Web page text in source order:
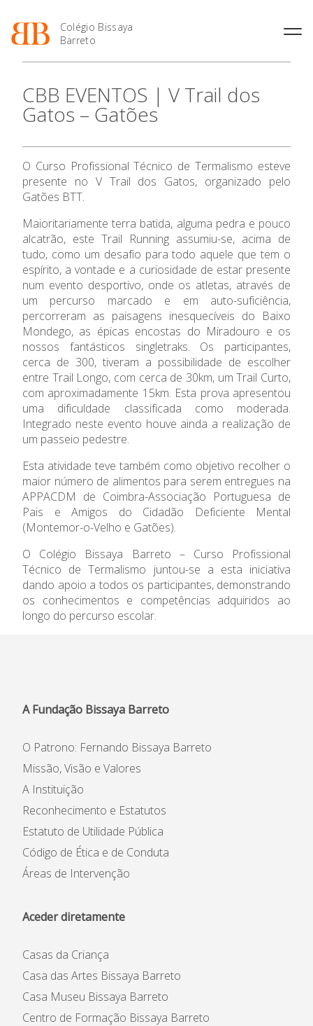
Colégio Bissaya
Barreto
O Colégio
Projeto Educativo
Organização
Colaboradores Não
Docentes
Instalações
Regulamentos
Jornal “O Coreto”
Privacidade
Oferta Formativa
Enriquecimento Curricular
Oferta Curricular
Sala de Estudo
Atividades de Interrupção
Academia de Línguas
Ensino Profissional
Profissionais
Matrículas
Termalismo
Curso de Técnico/a de Apoio
à Família e à Comunidade
Ofertas de Emprego
Ano Letivo
2027
Calendários
de Educação
SIGE
Admissão
Informações
APEE
Notícias
CBB EVENTOS | V Trail dos
Gatos – Gatões
O Curso Profissional Técnico de Termalismo esteve
presente no V Trail dos Gatos, organizado pelo
Gatões BTT.
Maioritariamente terra batida, alguma pedra e pouco
alcatrão, este Trail Running assumiu-se, acima de
tudo, como um desafio para todo aquele que tem o
espírito, a vontade e a curiosidade de estar presente
num evento desportivo, onde os atletas, através de
um percurso marcado e em auto-suficiência,
percorreram as paisagens inesquecíveis do Baixo
Mondego, as épicas encostas do Miradouro e os
nossos fantásticos singletraks. Os participantes,
cerca de 300, tiveram a possibilidade de escolher
entre Trail Longo, com cerca de 30km, um Trail Curto,
com aproximadamente 15km. Esta prova apresentou
uma dificuldade classificada como moderada.
Integrado neste evento houve ainda a realização de
um passeio pedestre.
Esta atividade teve também como objetivo recolher o
maior número de alimentos para serem entregues na
APPACDM de Coimbra-Associação Portuguesa de
Pais e Amigos do Cidadão Deficiente Mental
(Montemor-o-Velho e Gatões).
O Colégio Bissaya Barreto – Curso Profissional
Técnico de Termalismo juntou-se a esta iniciativa
dando apoio a todos os participantes, demonstrando
os conhecimentos e competências adquiridos ao
longo do percurso escolar.
A Fundação Bissaya Barreto
O Patrono: Fernando Bissaya Barreto
Missão, Visão e Valores
A Instituição
Reconhecimento e Estatutos
Estatuto de Utilidade Pública
Código de Ética e de Conduta
Áreas de Intervenção
Aceder diretamente
Casas da Criança
Casa das Artes Bissaya Barreto
Casa Museu Bissaya Barreto
Centro de Formação Bissaya Barreto